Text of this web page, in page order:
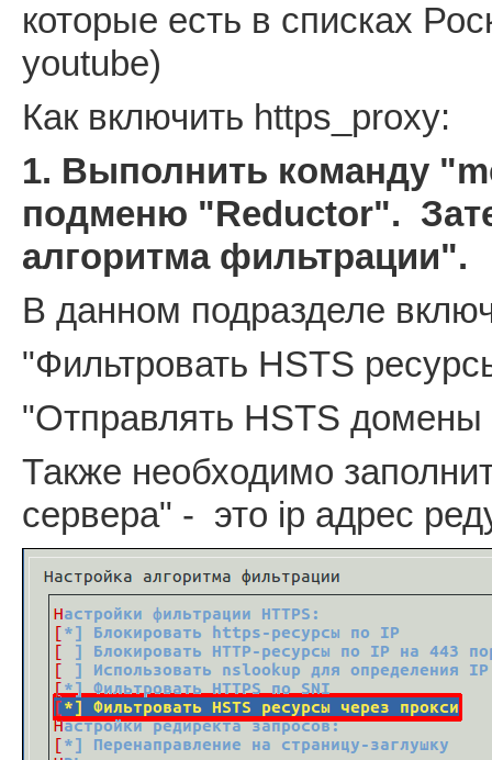
которые есть в списках
youtube)
Как включить https_proxy:
1. Выполнить команду
подменю "Reductor".
алгоритма фильтрации".
В данном подразделе
"Фильтровать HSTS
"Отправлять HSTS домены
Также необходимо
сервера" - это ip адрес